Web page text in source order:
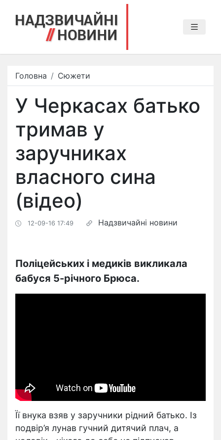
Головна Сюжети
У Черкасах батько
тримав у
заручниках
власного сина
(відео)
12-09-16 17:49 Надзвичайні новини
Поліцейських і медиків викликала
бабуся 5-річного Брюса.
Її внука взяв у заручники рідний батько. Із
подвір’я лунав гучний дитячий плач, а